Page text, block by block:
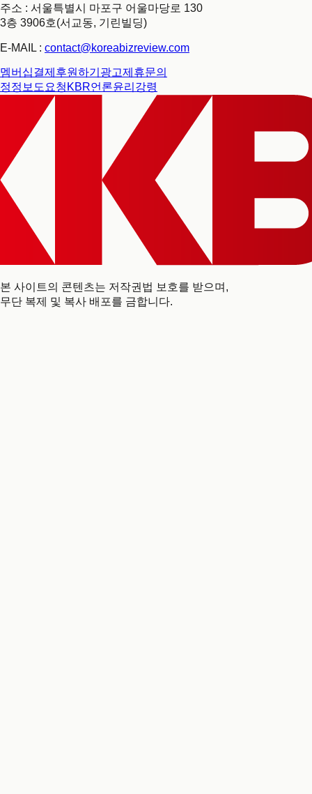
주소 : 서울특별시 마포구 어울마당로 130
3층 3906호(서교동, 기린빌딩)
E-MAIL : contact@koreabizreview.com
멤버십결제 후원하기 광고제휴문의
정정보도요청 KBR언론윤리강령
본 사이트의 콘텐츠는 저작권법 보호를 받으며,
무단 복제 및 복사 배포를 금합니다.